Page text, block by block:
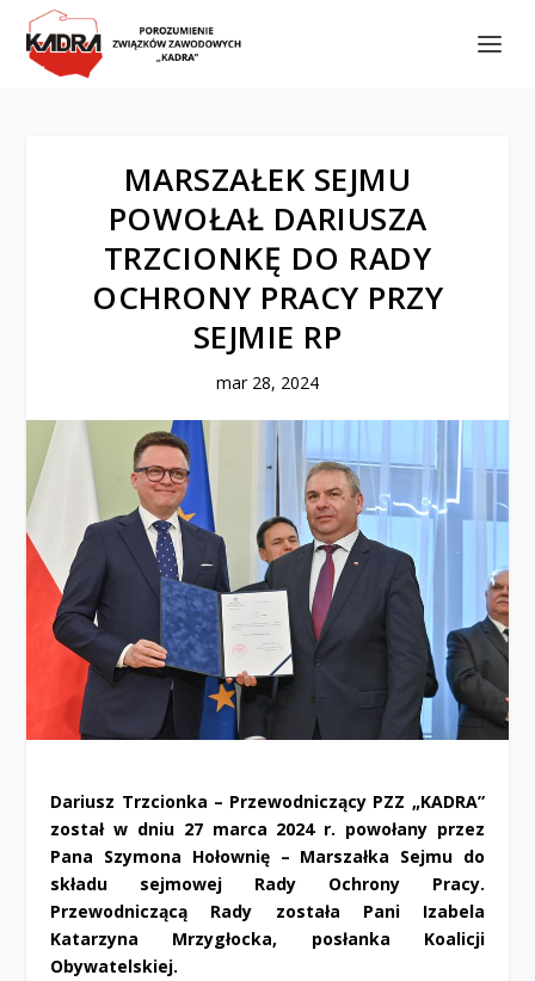
MARSZAŁEK SEJMU
POWOŁAŁ DARIUSZA
TRZCIONKĘ DO RADY
OCHRONY PRACY PRZY
SEJMIE RP
mar 28, 2024
Dariusz Trzcionka – Przewodniczący PZZ „KADRA”
został w dniu 27 marca 2024 r. powołany przez
Pana Szymona Hołownię – Marszałka Sejmu do
składu sejmowej Rady Ochrony Pracy.
Przewodniczącą Rady została Pani Izabela
Katarzyna Mrzygłocka, posłanka Koalicji
Obywatelskiej.